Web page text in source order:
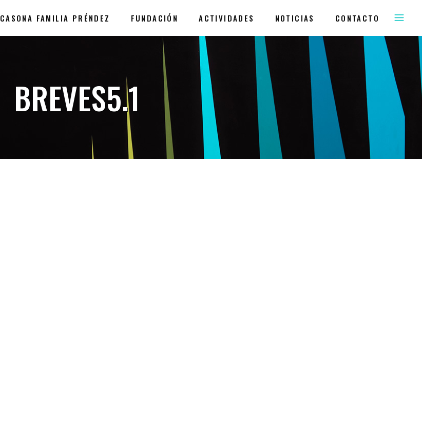
CASONA FAMILIA PRÉNDEZ FUNDACIÓN ACTIVIDADES NOTICIAS CONTACTO
BREVES5.1